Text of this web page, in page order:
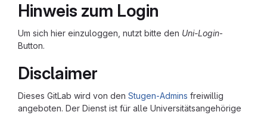
Hinweis zum Login
Um sich hier einzuloggen, nutzt bitte den Uni-Login-
Button.
Disclaimer
Dieses GitLab wird von den Stugen-Admins freiwillig
angeboten. Der Dienst ist für alle Universitätsangehörige